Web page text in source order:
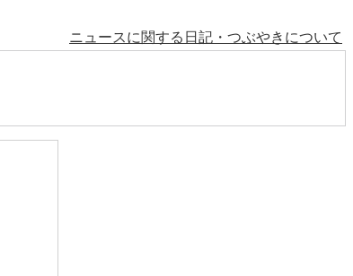
ニュースに関する日記・つぶやきについて